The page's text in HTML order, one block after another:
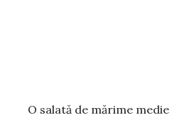
O salată de mărime medie